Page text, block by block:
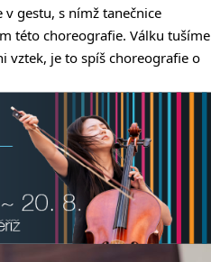
gestu, s nímž tanečnice
této choreografie. Válku tušíme
vztek, je to spíš choreografie o